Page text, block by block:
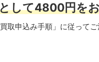
して4800円を
取申込み手順」に従ってご